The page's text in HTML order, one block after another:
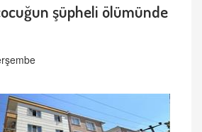
şüpheli ölümünde